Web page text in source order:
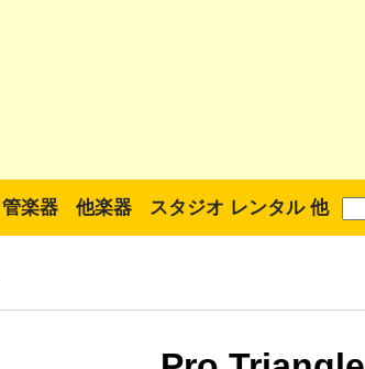
管楽器 他楽器 スタジオ レンタル 他